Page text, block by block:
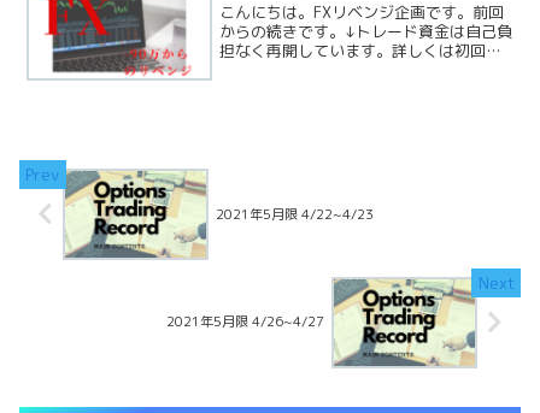
こんにちは。FXリベンジ企画です。前回
からの続きです。↓トレード資金は自己負
担なく再開しています。詳しくは初回の
2021年5月限 4/22~4/23
2021年5月限 4/26~4/27